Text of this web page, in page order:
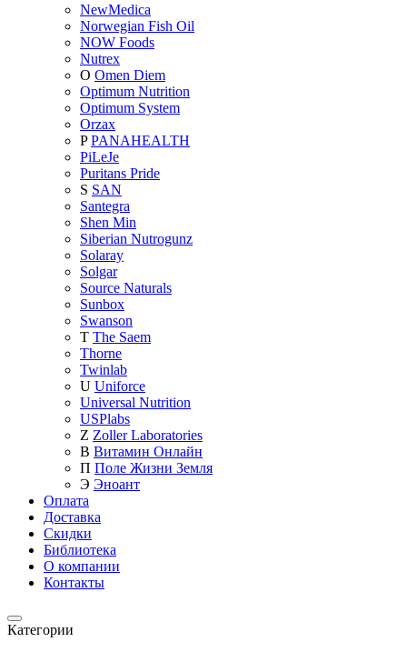
NewMedica
Norwegian Fish Oil
NOW Foods
Nutrex
O Omen Diem
Optimum Nutrition
Optimum System
Orzax
P PANAHEALTH
PiLeJe
Puritans Pride
S SAN
Santegra
Shen Min
Siberian Nutrogunz
Solaray
Solgar
Source Naturals
Sunbox
Swanson
T The Saem
Thorne
Twinlab
U Uniforce
Universal Nutrition
USPlabs
Z Zoller Laboratories
В Витамин Онлайн
П Поле Жизни Земля
Э Эноант
Оплата
Доставка
Скидки
Библиотека
О компании
Контакты
Категории
Категории